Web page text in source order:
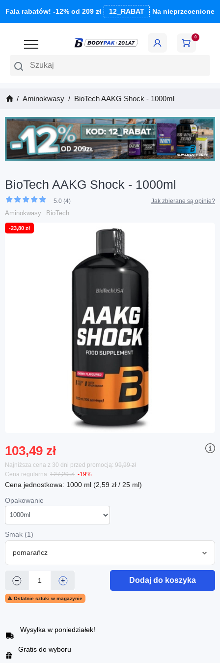
Fala rabatów! -12% od 209 zł 12_RABAT Na nieprzecenione
Szukaj
0
Aminokwasy BioTech AAKG Shock - 1000ml
BioTech AAKG Shock - 1000ml
5.0 (4) Jak zbierane są opinie?
Aminokwasy BioTech
-23,80 zł
103,49 zł
Najniższa cena z 30 dni przed promocją: 99,99 zł
Cena regularna: 127,29 zł -19%
Cena jednostkowa: 1000 ml (2,59 zł / 25 ml)
Opakowanie
Smak (1)
pomarańcz
− + Dodaj do koszyka
 Ostatnie sztuki w magazynie
Wysyłka w poniedziałek!
Gratis do wyboru